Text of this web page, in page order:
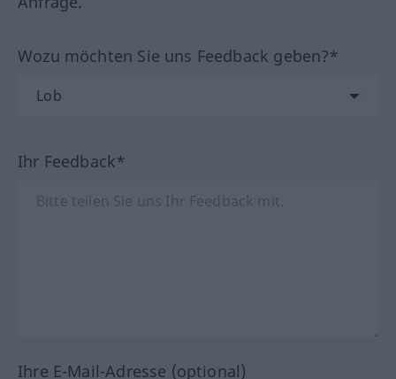
Wozu möchten Sie uns Feedback geben?*
Ihr Feedback*
Ihre E-Mail-Adresse (optional)